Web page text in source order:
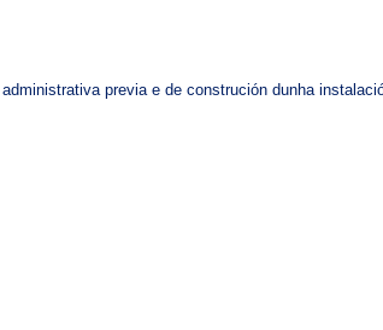
previa e de construción dunha